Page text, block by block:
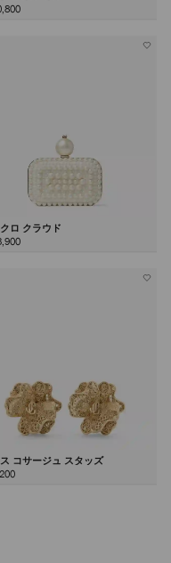
ロ クラウド
コサージュ スタッズ